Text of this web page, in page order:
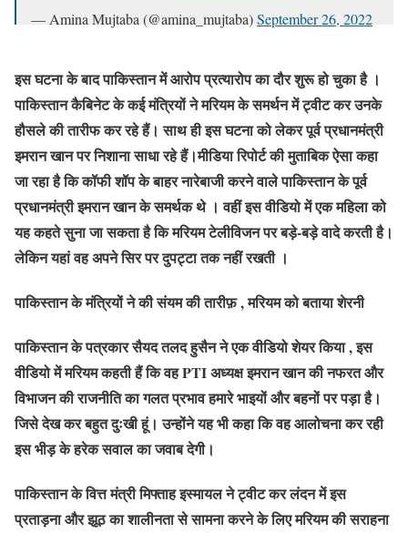
— Amina Mujtaba (@amina_mujtaba)September 26, 2022
इस घटना के बाद पाकिस्तान में आरोप प्रत्यारोप का दौर शुरू हो चुका है ।
पाकिस्तान कैबिनेट के कई मंत्रियों ने मरियम के समर्थन में ट्वीट कर उनके
हौसले की तारीफ कर रहे हैं। साथ ही इस घटना को लेकर पूर्व प्रधानमंत्री
इमरान खान पर निशाना साधा रहे हैं।मीडिया रिपोर्ट की मुताबिक ऐसा कहा
जा रहा है कि कॉफी शॉप के बाहर नारेबाजी करने वाले पाकिस्तान के पूर्व
प्रधानमंत्री इमरान खान के समर्थक थे । वहीं इस वीडियो में एक महिला को
यह कहते सुना जा सकता है कि मरियम टेलीविजन पर बड़े-बड़े वादे करती है।
लेकिन यहां वह अपने सिर पर दुपट्टा तक नहीं रखती ।
पाकिस्तान के मंत्रियों ने की संयम की तारीफ़ , मरियम को बताया शेरनी
पाकिस्तान के पत्रकार सैयद तलद हुसैन ने एक वीडियो शेयर किया , इस
वीडियो में मरियम कहती हैं कि वह PTI अध्यक्ष इमरान खान की नफरत और
विभाजन की राजनीति का गलत प्रभाव हमारे भाइयों और बहनों पर पड़ा है।
जिसे देख कर बहुत दुःखी हूं। उन्होंने यह भी कहा कि वह आलोचना कर रही
इस भीड़ के हरेक सवाल का जवाब देगी।
पाकिस्तान के वित्त मंत्री मिफ्ताह इस्मायल ने ट्वीट कर लंदन में इस
प्रताड़ना और झूठ का शालीनता से सामना करने के लिए मरियम की सराहना